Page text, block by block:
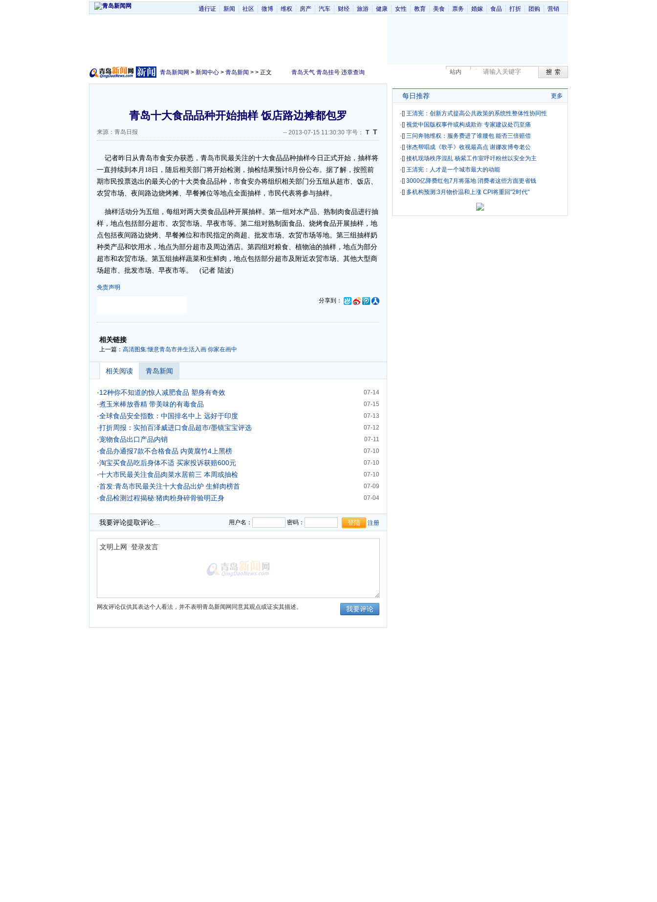
通行证 新闻 社区 微博 维权 房产 汽车 财经 旅游 健康 女性 教育 美食 票务 婚嫁 食品 打折 团购 营销
站内
青岛新闻网 > 新闻中心 > 青岛新闻 > > 正文 青岛天气 青岛挂号 违章查询
青岛十大食品品种开始抽样 饭店路边摊都包罗
来源：青岛日报 -- 2013-07-15 11:30:30 字号： T T
记者昨日从青岛市食安办获悉，青岛市民最关注的十大食品品种抽样今日正式开始，抽样将
一直持续到本月18日，随后相关部门将开始检测，抽检结果预计8月份公布。据了解，按照前
期市民投票选出的最关心的十大类食品品种，市食安办将组织相关部门分五组从超市、饭店、
农贸市场、夜间路边烧烤摊、早餐摊位等地点全面抽样，市民代表将参与抽样。
抽样活动分为五组，每组对两大类食品品种开展抽样。第一组对水产品、熟制肉食品进行抽
样，地点包括部分超市、农贸市场、早夜市等。第二组对熟制面食品、烧烤食品开展抽样，地
点包括夜间路边烧烤、早餐摊位和市民指定的商超、批发市场、农贸市场等地。第三组抽样奶
种类产品和饮用水，地点为部分超市及周边酒店。第四组对粮食、植物油的抽样，地点为部分
超市和农贸市场。第五组抽样蔬菜和生鲜肉，地点包括部分超市及附近农贸市场、其他大型商
场超市、批发市场、早夜市等。 (记者 陆波)
免责声明
分享到：
-
相关链接
上一篇： 高清图集:惬意青岛市井生活入画 你家在画中
相关阅读 青岛新闻
07-14
·12种你不知道的惊人减肥食品 塑身有奇效
07-15
·煮玉米棒放香精 带美味的有毒食品
07-13
·全球食品安全指数：中国排名中上 远好于印度
07-12
·打折周报：实拍百泽威进口食品超市/墨镜宝宝评选
07-11
·宠物食品出口产品内销
07-10
·食品办通报7款不合格食品 内黄腐竹4上黑榜
07-10
·淘宝买食品吃后身体不适 买家投诉获赔600元
07-10
·十大市民最关注食品肉菜水居前三 本周或抽检
07-09
·首发:青岛市民最关注十大食品出炉 生鲜肉榜首
07-04
·食品检测过程揭秘:猪肉粉身碎骨验明正身
我要评论提取评论... 用户名： 密码： 注册
网友评论仅供其表达个人看法，并不表明青岛新闻网同意其观点或证实其描述。
每日推荐 更多
·[] 王清宪：创新方式提高公共政策的系统性整体性协同性
·[] 视觉中国版权事件或构成欺诈 专家建议处罚至痛
·[] 三问奔驰维权：服务费进了谁腰包 能否三倍赔偿
·[] 张杰帮唱成《歌手》收视最高点 谢娜发博夸老公
·[] 接机现场秩序混乱 杨紫工作室呼吁粉丝以安全为主
·[] 王清宪：人才是一个城市最大的动能
·[] 3000亿降费红包7月将落地 消费者这些方面更省钱
·[] 多机构预测:3月物价温和上涨 CPI将重回"2时代"